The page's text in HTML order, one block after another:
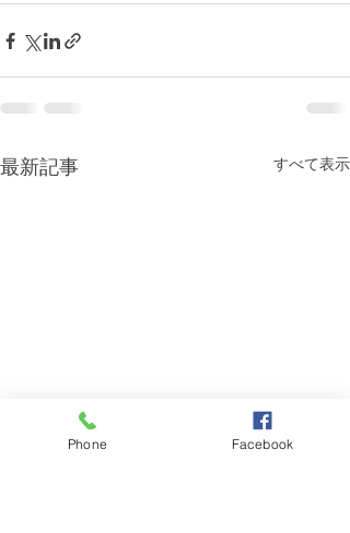
最新記事 すべて表示
Phone Facebook